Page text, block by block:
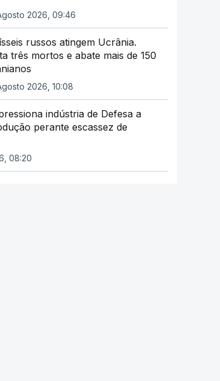
2026, 09:46
russos atingem Ucrânia.
três mortos e abate mais de 150
2026, 10:08
indústria de Defesa a
perante escassez de
08:20